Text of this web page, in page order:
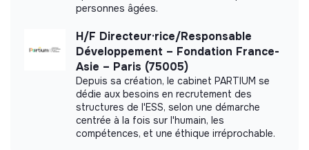
personnes âgées.
H/F Directeur·rice/Responsable
Développement – Fondation France-
Asie – Paris (75005)
Depuis sa création, le cabinet PARTIUM se
dédie aux besoins en recrutement des
structures de l'ESS, selon une démarche
centrée à la fois sur l'humain, les
compétences, et une éthique irréprochable.